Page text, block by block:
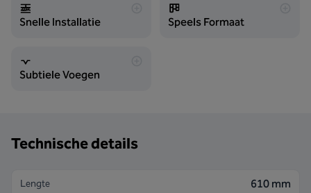
Snelle Installatie Speels Formaat
Subtiele Voegen
Technische details
Lengte 610 mm